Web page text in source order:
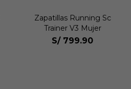
Zapatillas Running Sc
Trainer V3 Mujer
S/ 799.90